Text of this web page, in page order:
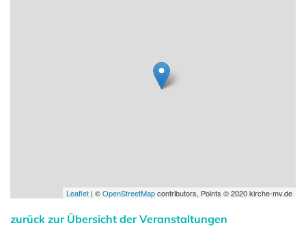
Leaflet | ©OpenStreetMapcontributors, Points © 2020 kirche-mv.de
zurück zur Übersicht der Veranstaltungen